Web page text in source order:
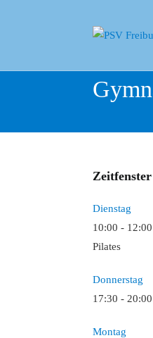
Dienstag
10:00 - 12:00
Pilates
Donnerstag
17:30 - 20:00
Montag